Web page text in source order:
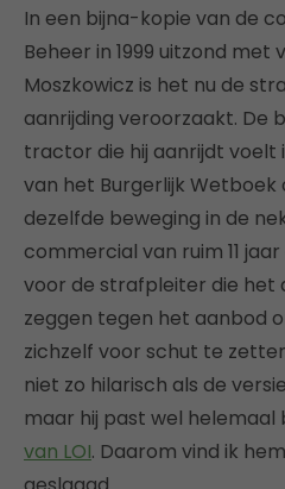
In een bijna-kopie van de
Beheer in 1999 uitzond met
Moszkowicz is het nu de
aanrijding veroorzaakt. De
tractor die hij aanrijdt voelt
van het Burgerlijk
dezelfde beweging in de
commercial van ruim 11
voor de strafpleiter die het
zeggen tegen het aanbod
zichzelf voor schut te
niet zo hilarisch als de
maar hij past wel helemaal
van LOI. Daarom vind ik